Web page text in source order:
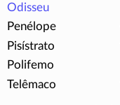
Odisseu
Penélope
Pisístrato
Polifemo
Telêmaco